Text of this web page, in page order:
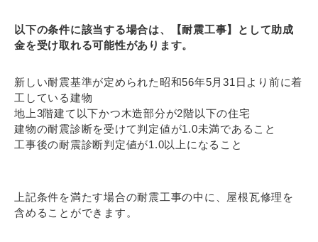
以下の条件に該当する場合は、【耐震工事】として助成
金を受け取れる可能性があります。
新しい耐震基準が定められた昭和56年5月31日より前に着
工している建物
地上3階建て以下かつ木造部分が2階以下の住宅
建物の耐震診断を受けて判定値が1.0未満であること
工事後の耐震診断判定値が1.0以上になること
上記条件を満たす場合の耐震工事の中に、屋根瓦修理を
含めることができます。